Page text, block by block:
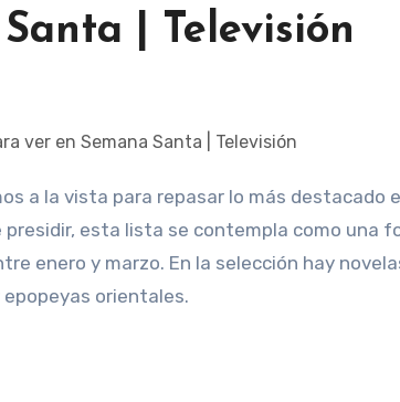
| Televisión
esta lista se contempla como una
enero y marzo. En la selección hay
orientales.